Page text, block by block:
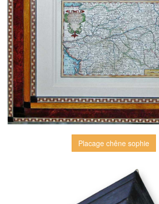
Placage chêne sophie